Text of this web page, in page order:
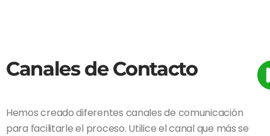
Canales de Contacto
Hemos creado diferentes canales de comunicación
para facilitarle el proceso. Utilice el canal que más se